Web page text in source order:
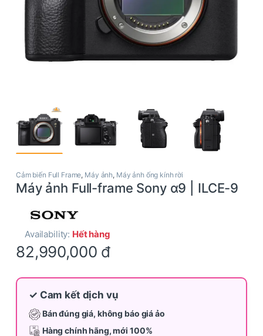
Cảm biến Full Frame, Máy ảnh, Máy ảnh ống kính rời
Máy ảnh Full-frame Sony α9 | ILCE-9
Availability: Hết hàng
82,990,000 đ
✓ Cam kết dịch vụ
Bán đúng giá, không báo giá ảo
Hàng chính hãng, mới 100%